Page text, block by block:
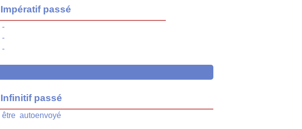
Impératif passé
-
-
-
Infinitif passé
être autoenvoyé